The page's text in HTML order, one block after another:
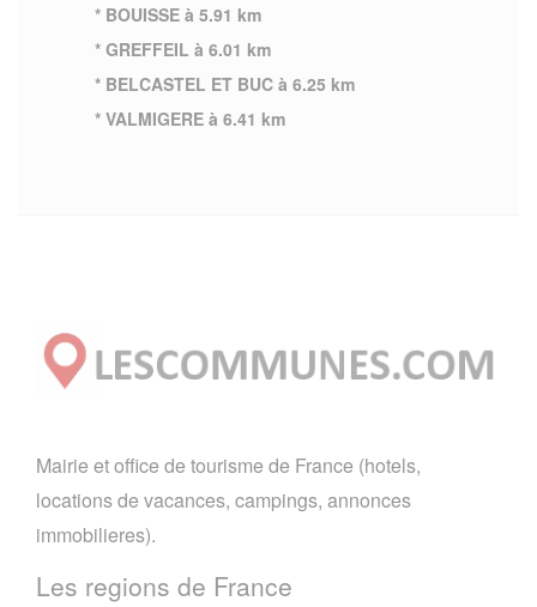
* BOUISSE à 5.91 km
* GREFFEIL à 6.01 km
* BELCASTEL ET BUC à 6.25 km
* VALMIGERE à 6.41 km
Mairie et office de tourisme de France (hotels,
locations de vacances, campings, annonces
immobilieres).
Les regions de France